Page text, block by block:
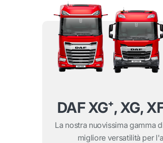
DAF XG⁺, XG,
La nostra nuovissima gamma
migliore versatilità per